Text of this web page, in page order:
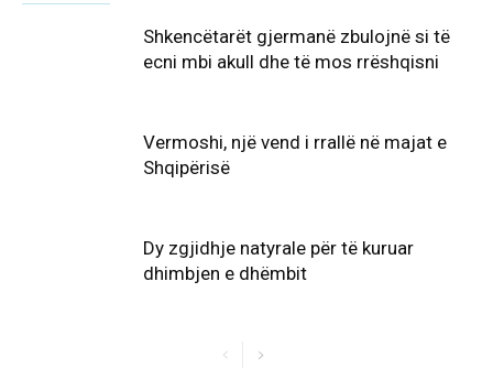
Shkencëtarët gjermanë zbulojnë si të
ecni mbi akull dhe të mos rrëshqisni
Vermoshi, një vend i rrallë në majat e
Shqipërisë
Dy zgjidhje natyrale për të kuruar
dhimbjen e dhëmbit